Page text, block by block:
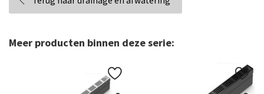
Meer producten binnen deze serie: